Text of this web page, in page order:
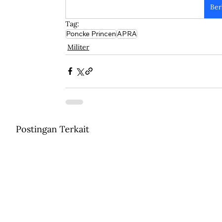
Tag:
Poncke PrincenAPRA
Militer
Postingan Terkait